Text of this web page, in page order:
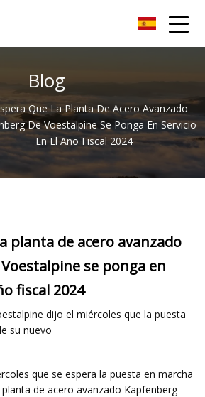
Blog
Que La Planta De Acero Avanzado
De Voestalpine Se Ponga En Servicio
En El Año Fiscal 2024
planta de acero avanzado
se ponga en
fiscal 2024
dijo el miércoles que la puesta
su nuevo
que se espera la puesta en marcha
de acero avanzado Kapfenberg